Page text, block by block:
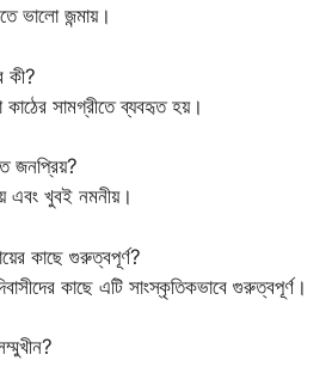
ভালো জন্মায়।
কী?
সামগ্রীতে ব্যবহৃত হয়।
জনপ্রিয়?
এবং খুবই নমনীয়।
কাছে গুরুত্বপূর্ণ?
কাছে এটি সাংস্কৃতিকভাবে গুরুত্বপূর্ণ।